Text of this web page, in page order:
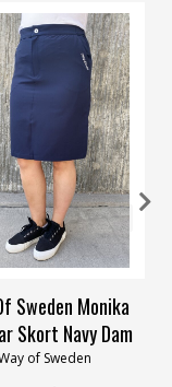
40 42 46 58/60
Sweden Monika
Skort Navy Dam
of Sweden